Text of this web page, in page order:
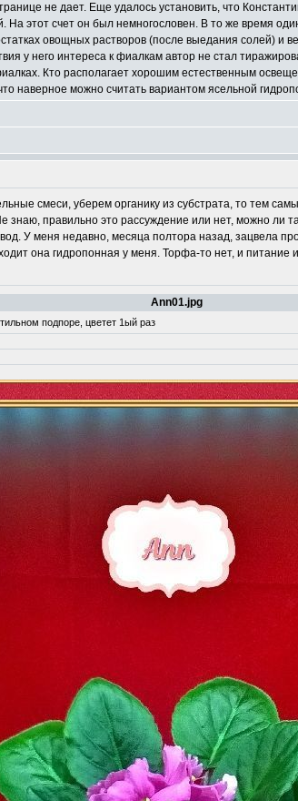
не дает. Еще удалось установить, что
На этот счет он был немногословен. В то же время
овощных растворов (после выедания солей) и
у него интереса к фиалкам автор не стал
Кто располагает хорошим естественным
наверное можно считать вариантом ясельной
смеси, уберем органику из субстрата, то тем
правильно это рассуждение или нет, можно ли
У меня недавно, месяца полтора назад, зацвела
она гидропонная у меня. Торфа-то нет, и питание
Ann01.jpg
подпоре, цветет 1ый раз